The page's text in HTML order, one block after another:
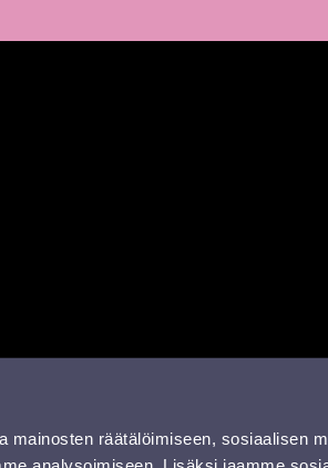
mainosten räätälöimiseen, sosiaalisen